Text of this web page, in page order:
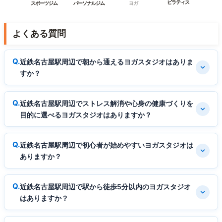
スポーツジム パーソナルジム ヨガ ピラティス
よくある質問
近鉄名古屋駅周辺で朝から通えるヨガスタジオはありま
すか？
近鉄名古屋駅周辺でストレス解消や心身の健康づくりを
目的に選べるヨガスタジオはありますか？
近鉄名古屋駅周辺で初心者が始めやすいヨガスタジオは
ありますか？
近鉄名古屋駅周辺で駅から徒歩5分以内のヨガスタジオ
はありますか？